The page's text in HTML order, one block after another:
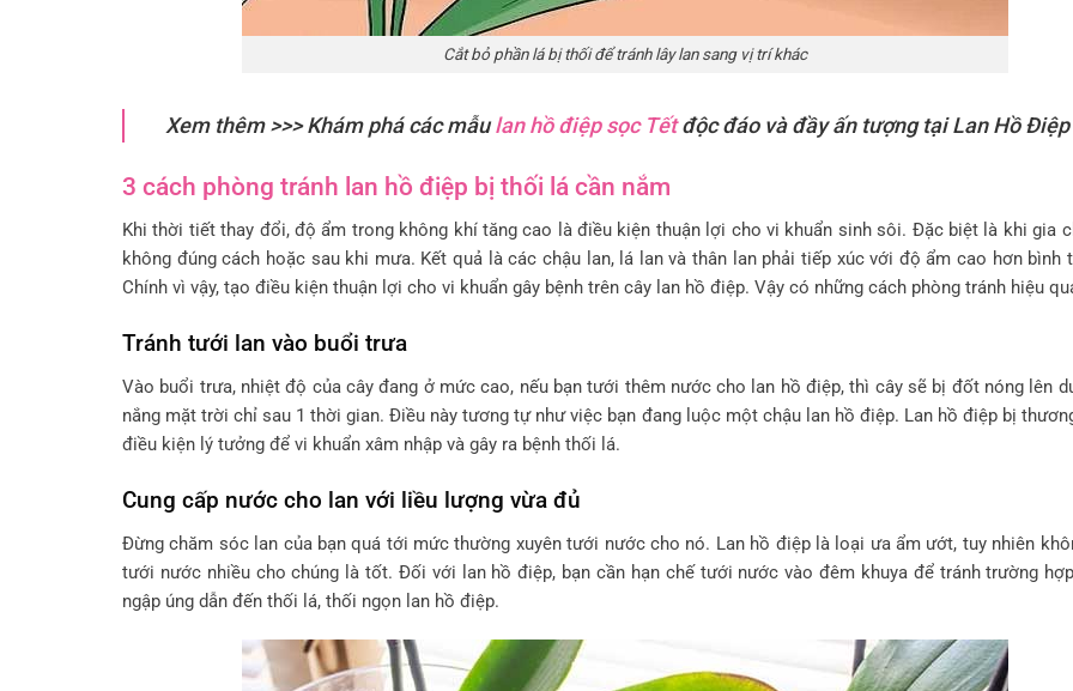
Cắt bỏ phần lá bị thối để tránh lây lan sang vị trí khác
Xem thêm >>> Khám phá các mẫulan hồ điệp sọc Tếtđộc đáo và đầy ấn tượng tại Lan Hồ Điệp
3 cách phòng tránh lan hồ điệp bị thối lá cần nắm
Khi thời tiết thay đổi, độ ẩm trong không khí tăng cao là điều kiện thuận lợi cho vi khuẩn sinh sôi. Đặc biệt là khi gia
không đúng cách hoặc sau khi mưa. Kết quả là các chậu lan, lá lan và thân lan phải tiếp xúc với độ ẩm cao hơn bình
Chính vì vậy, tạo điều kiện thuận lợi cho vi khuẩn gây bệnh trên cây lan hồ điệp. Vậy có những cách phòng tránh hiệu
Tránh tưới lan vào buổi trưa
Vào buổi trưa, nhiệt độ của cây đang ở mức cao, nếu bạn tưới thêm nước cho lan hồ điệp, thì cây sẽ bị đốt nóng lên
nắng mặt trời chỉ sau 1 thời gian. Điều này tương tự như việc bạn đang luộc một chậu lan hồ điệp. Lan hồ điệp bị
điều kiện lý tưởng để vi khuẩn xâm nhập và gây ra bệnh thối lá.
Cung cấp nước cho lan với liều lượng vừa đủ
Đừng chăm sóc lan của bạn quá tới mức thường xuyên tưới nước cho nó. Lan hồ điệp là loại ưa ẩm ướt, tuy nhiên
tưới nước nhiều cho chúng là tốt. Đối với lan hồ điệp, bạn cần hạn chế tưới nước vào đêm khuya để tránh trường
ngập úng dẫn đến thối lá, thối ngọn lan hồ điệp.